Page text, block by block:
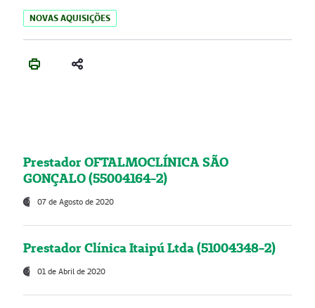
NOVAS AQUISIÇÕES
Prestador OFTALMOCLÍNICA SÃO
GONÇALO (55004164-2)
07 de Agosto de 2020
Prestador Clínica Itaipú Ltda (51004348-2)
01 de Abril de 2020